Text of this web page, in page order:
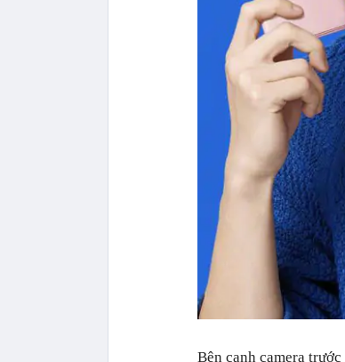
Bên cạnh camera